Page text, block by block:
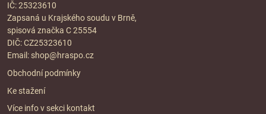
IČ: 25323610
Zapsaná u Krajského soudu v Brně,
spisová značka C 25554
DIČ: CZ25323610
Email: shop@hraspo.cz
Obchodní podmínky
Ke stažení
Více info v sekci kontakt